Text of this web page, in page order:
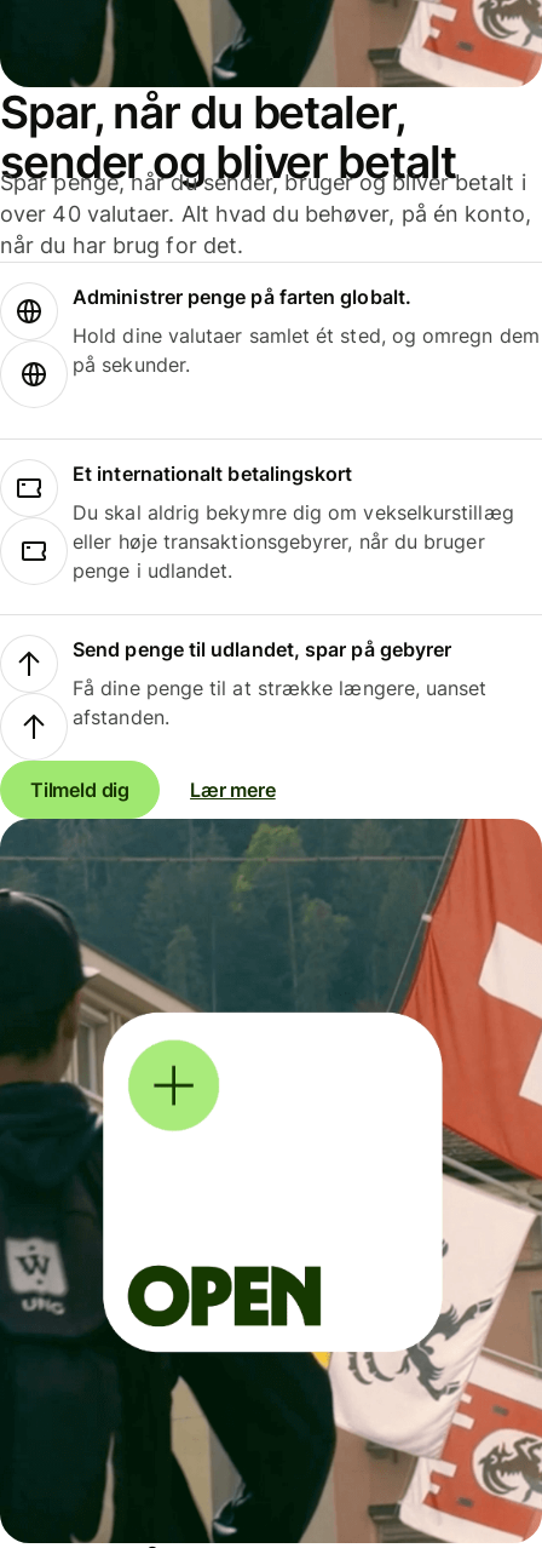
Spar, når du betaler,
sender og bliver betalt
Spar penge, når du sender, bruger og bliver betalt i
over 40 valutaer. Alt hvad du behøver, på én konto,
når du har brug for det.
Administrer penge på farten globalt.
Hold dine valutaer samlet ét sted, og omregn dem
på sekunder.
Et internationalt betalingskort
Du skal aldrig bekymre dig om vekselkurstillæg
eller høje transaktionsgebyrer, når du bruger
penge i udlandet.
Send penge til udlandet, spar på gebyrer
Få dine penge til at strække længere, uanset
afstanden.
Tilmeld dig Lær mere